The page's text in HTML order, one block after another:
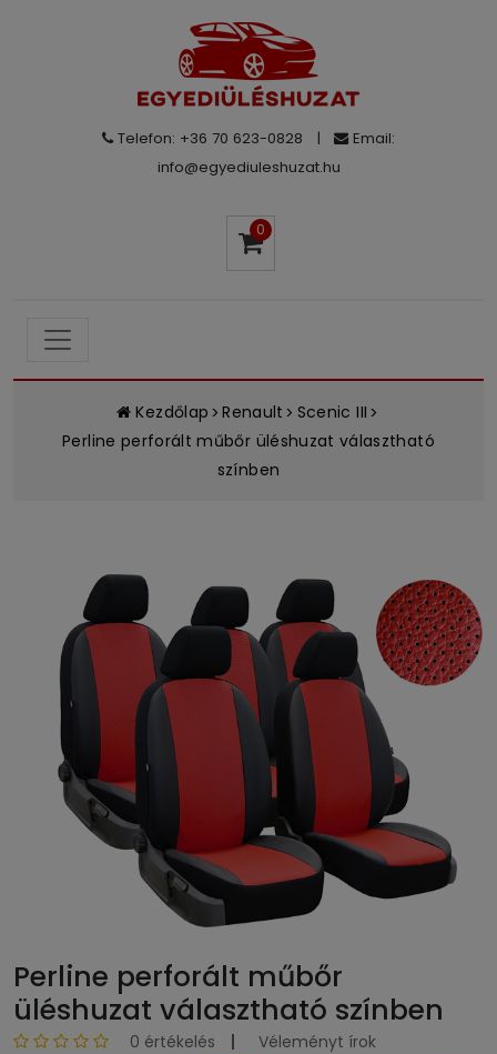
Telefon: +36 70 623-0828 |
Email:
info@egyediuleshuzat.hu
0
Kezdőlap Renault
Scenic III
Perline perforált műbőr üléshuzat választható
színben
Perline perforált műbőr
üléshuzat választható színben
0 értékelés
Véleményt írok